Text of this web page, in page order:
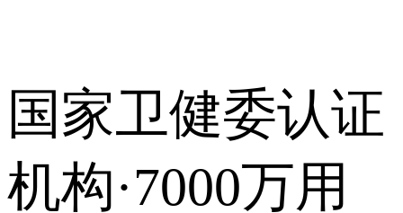
国家卫健委认证
机构·7000万用